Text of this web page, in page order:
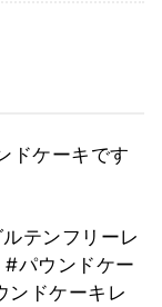
ドケーキです
テンフリーレ
#パウンドケー
ンドケーキレ